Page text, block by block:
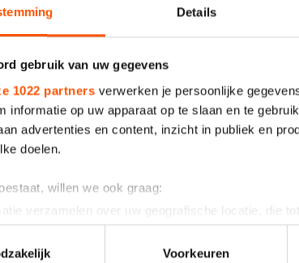
Details
gebruik van uw gegevens
1022 partners verwerken je persoonlijke
informatie op uw apparaat op te slaan en te
advertenties en content, inzicht in publiek en
doelen.
willen we ook graag:
verzamelen over uw geografische locatie, die
identificeren door het actief te scannen op
over hoe uw persoonlijke gegevens worden
Voorkeuren